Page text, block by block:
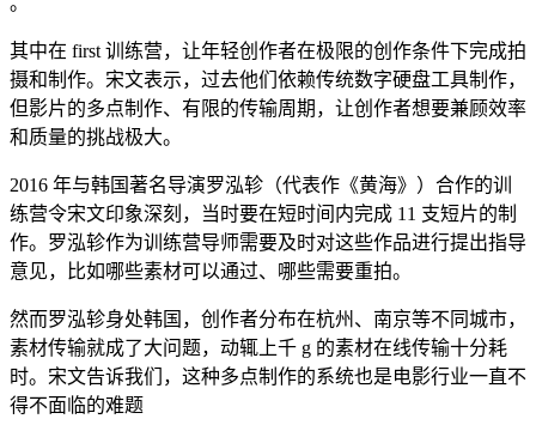
其中在 first 训练营，让年轻创作者在极限的创作条件下完成拍
摄和制作。宋文表示，过去他们依赖传统数字硬盘工具制作，
但影片的多点制作、有限的传输周期，让创作者想要兼顾效率
和质量的挑战极大。
2016 年与韩国著名导演罗泓轸（代表作《黄海》）合作的训
练营令宋文印象深刻，当时要在短时间内完成 11 支短片的制
作。罗泓轸作为训练营导师需要及时对这些作品进行提出指导
意见，比如哪些素材可以通过、哪些需要重拍。
然而罗泓轸身处韩国，创作者分布在杭州、南京等不同城市，
素材传输就成了大问题，动辄上千 g 的素材在线传输十分耗
时。宋文告诉我们，这种多点制作的系统也是电影行业一直不
得不面临的难题